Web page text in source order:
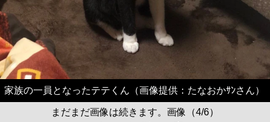
家族の一員となったテテくん（画像提供：たなおかｻﾝさん）
まだまだ画像は続きます。画像（4/6）